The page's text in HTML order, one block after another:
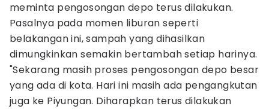
meminta pengosongan depo terus dilakukan.
Pasalnya pada momen liburan seperti
belakangan ini, sampah yang dihasilkan
dimungkinkan semakin bertambah setiap harinya.
"Sekarang masih proses pengosongan depo besar
yang ada di kota. Hari ini masih ada pengangkutan
juga ke Piyungan. Diharapkan terus dilakukan